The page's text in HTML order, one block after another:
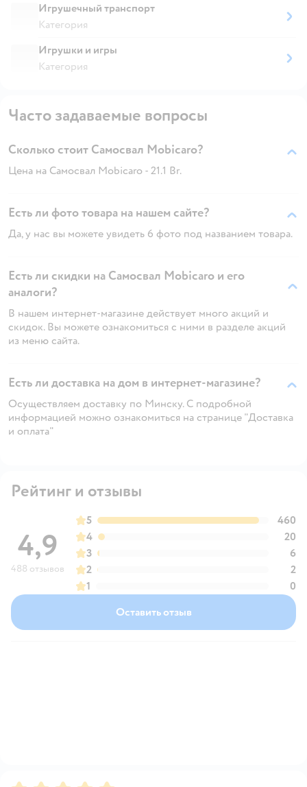
Игрушечный транспорт
Категория
Игрушки и игры
Категория
Часто задаваемые вопросы
Сколько стоит Самосвал Mobicaro?
Цена на Самосвал Mobicaro - 21.1 Br.
Есть ли фото товара на нашем сайте?
Да, у нас вы можете увидеть 6 фото под названием товара.
Есть ли скидки на Самосвал Mobicaro и его
аналоги?
В нашем интернет-магазине действует много акций и
скидок. Вы можете ознакомиться с ними в разделе акций
из меню сайта.
Есть ли доставка на дом в интернет-магазине?
Осуществляем доставку по Минску. С подробной
информацией можно ознакомиться на странице "Доставка
и оплата"
Рейтинг и отзывы
4,9
488 отзывов
5
460
4
20
3
6
2
2
1
0
Оставить отзыв